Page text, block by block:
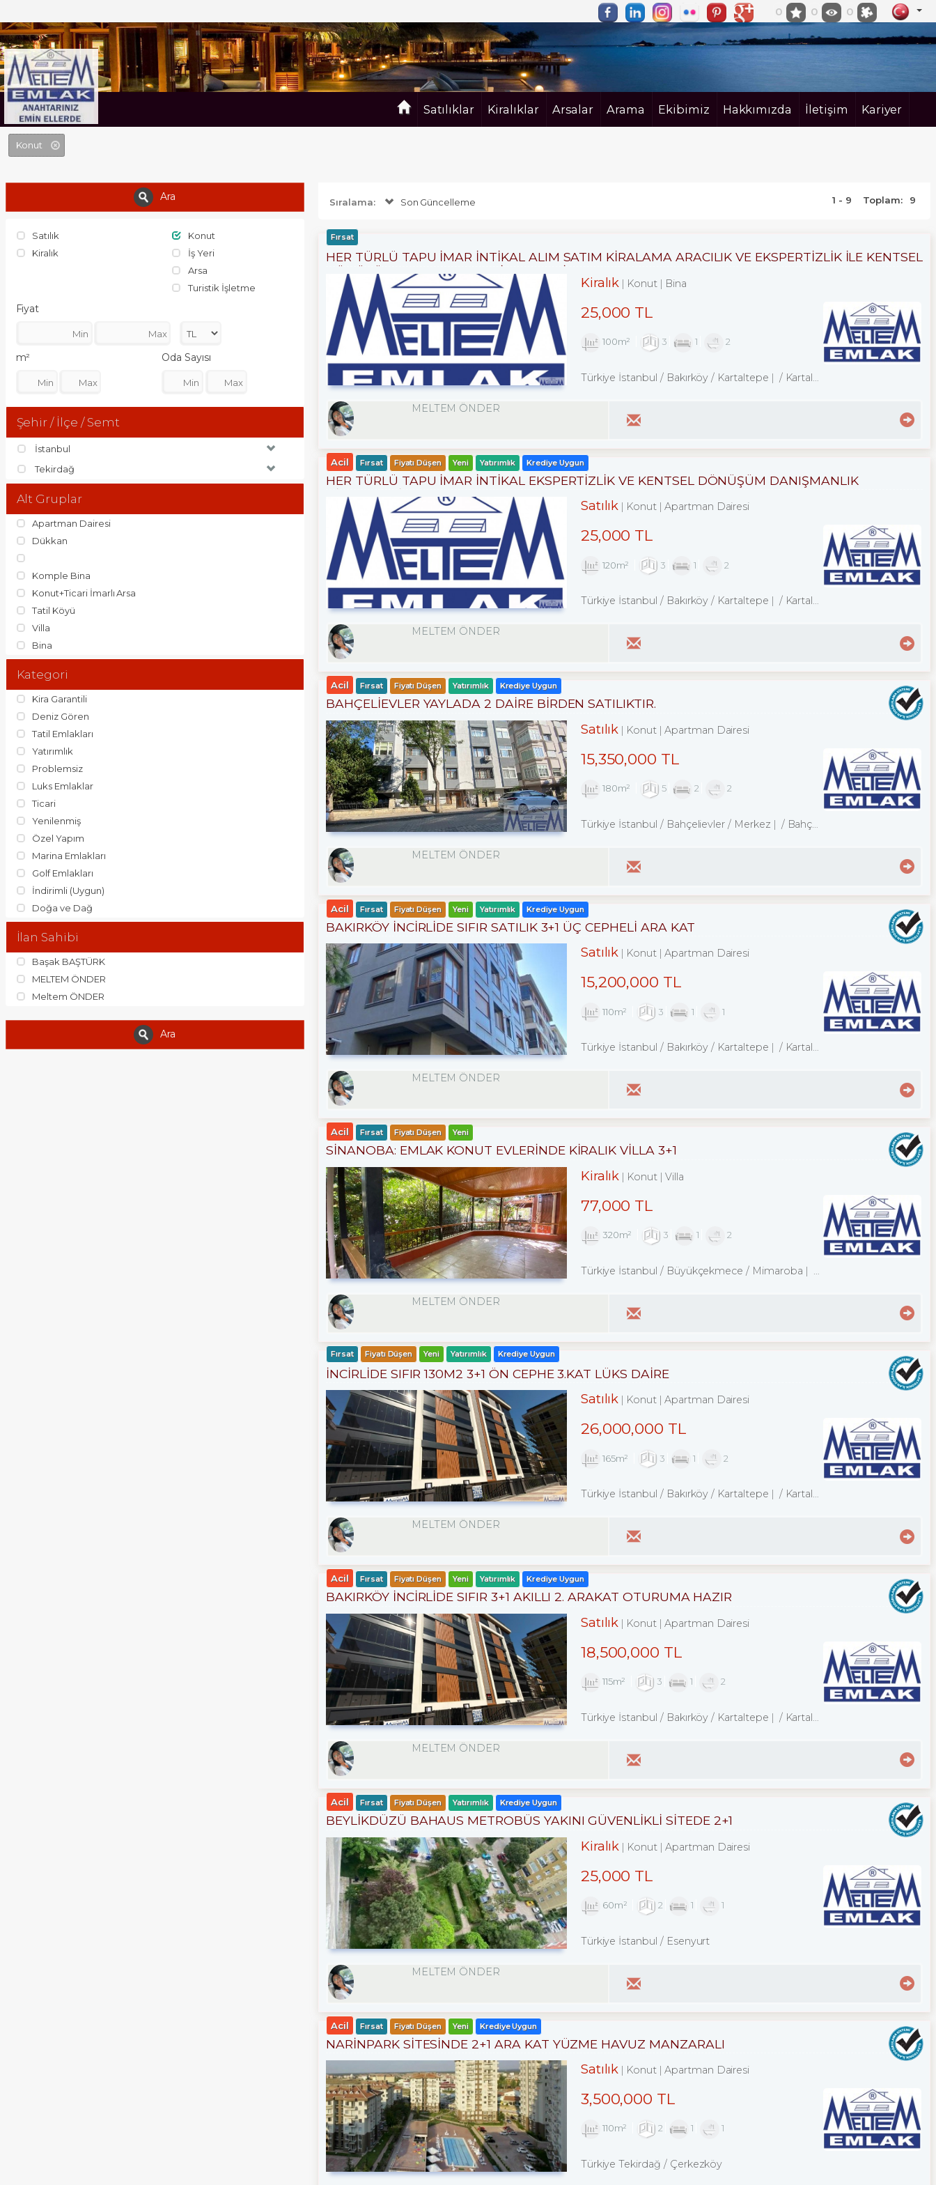
0 0 0
Satılıklar Kiralıklar Arsalar Arama Ekibimiz Hakkımızda İletişim Kariyer
Konut
Ara
Satılık
Kiralık
Konut
İş Yeri
Arsa
Turistik İşletme
Fiyat
m² Oda Sayısı
Şehir / İlçe / Semt
İstanbul
Tekirdağ
Alt Gruplar
Apartman Dairesi
Dükkan
Komple Bina
Konut+Ticari İmarlı Arsa
Tatil Köyü
Villa
Bina
Kategori
Kira Garantili
Deniz Gören
Tatil Emlakları
Yatırımlık
Problemsiz
Luks Emlaklar
Ticari
Yenilenmiş
Özel Yapım
Marina Emlakları
Golf Emlakları
İndirimli (Uygun)
Doğa ve Dağ
İlan Sahibi
Başak BAŞTÜRK
MELTEM ÖNDER
Meltem ÖNDER
Ara
Sıralama: Son Güncelleme 1 - 9 Toplam: 9
Fırsat
HER TÜRLÜ TAPU İMAR İNTİKAL ALIM SATIM KİRALAMA ARACILIK VE EKSPERTİZLİK ILE KENTSEL
DÖNÜŞÜM DANIŞMANLIK HİZMETLERİ
Kiralık Konut Bina
25,000 TL
100m² 3 1 2
Türkiye İstanbul / Bakırköy / Kartaltepe / Kartaltepe Mah.
MELTEM ÖNDER
Acil Fırsat Fiyatı Düşen Yeni Yatırımlık Krediye Uygun
HER TÜRLÜ TAPU İMAR İNTİKAL EKSPERTİZLİK VE KENTSEL DÖNÜŞÜM DANIŞMANLIK
HİZMETLERİ
Satılık Konut Apartman Dairesi
25,000 TL
120m² 3 1 2
Türkiye İstanbul / Bakırköy / Kartaltepe / Kartaltepe Mah.
MELTEM ÖNDER
Acil Fırsat Fiyatı Düşen Yatırımlık Krediye Uygun
BAHÇELİEVLER YAYLADA 2 DAİRE BİRDEN SATILIKTIR.
Satılık Konut Apartman Dairesi
15,350,000 TL
180m² 5 2 2
Türkiye İstanbul / Bahçelievler / Merkez / Bahçelievler Mah.
MELTEM ÖNDER
Acil Fırsat Fiyatı Düşen Yeni Yatırımlık Krediye Uygun
BAKIRKÖY İNCİRLİDE SIFIR SATILIK 3+1 ÜÇ CEPHELİ ARA KAT
Satılık Konut Apartman Dairesi
15,200,000 TL
110m² 3 1 1
Türkiye İstanbul / Bakırköy / Kartaltepe / Kartaltepe Mah.
MELTEM ÖNDER
Acil Fırsat Fiyatı Düşen Yeni
SİNANOBA: EMLAK KONUT EVLERINDE KİRALIK VİLLA 3+1
Kiralık Konut Villa
77,000 TL
320m² 3 1 2
Türkiye İstanbul / Büyükçekmece / Mimaroba
MELTEM ÖNDER
Fırsat Fiyatı Düşen Yeni Yatırımlık Krediye Uygun
İNCİRLİDE SIFIR 130M2 3+1 ÖN CEPHE 3.KAT LÜKS DAİRE
Satılık Konut Apartman Dairesi
26,000,000 TL
165m² 3 1 2
Türkiye İstanbul / Bakırköy / Kartaltepe / Kartaltepe Mah.
MELTEM ÖNDER
Acil Fırsat Fiyatı Düşen Yeni Yatırımlık Krediye Uygun
BAKIRKÖY İNCİRLİDE SIFIR 3+1 AKILLI 2. ARAKAT OTURUMA HAZIR
Satılık Konut Apartman Dairesi
18,500,000 TL
115m² 3 1 2
Türkiye İstanbul / Bakırköy / Kartaltepe / Kartaltepe Mah.
MELTEM ÖNDER
Acil Fırsat Fiyatı Düşen Yatırımlık Krediye Uygun
BEYLİKDÜZÜ BAHAUS METROBÜS YAKINI GÜVENLİKLİ SİTEDE 2+1
Kiralık Konut Apartman Dairesi
25,000 TL
60m² 2 1 1
Türkiye İstanbul / Esenyurt
MELTEM ÖNDER
Acil Fırsat Fiyatı Düşen Yeni Krediye Uygun
NARİNPARK SİTESİNDE 2+1 ARA KAT YÜZME HAVUZ MANZARALI
Satılık Konut Apartman Dairesi
3,500,000 TL
110m² 2 1 1
Türkiye Tekirdağ / Çerkezköy